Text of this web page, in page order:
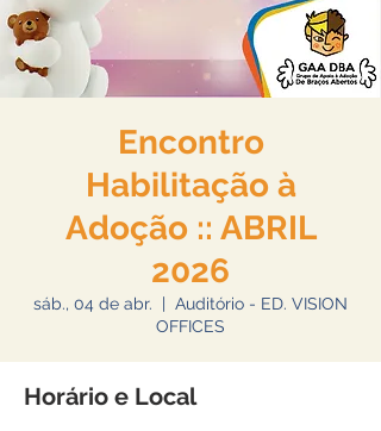
Encontro
Habilitação à
Adoção :: ABRIL
2026
sáb., 04 de abr.
  |
Auditório - ED. VISION
OFFICES
Horário e Local